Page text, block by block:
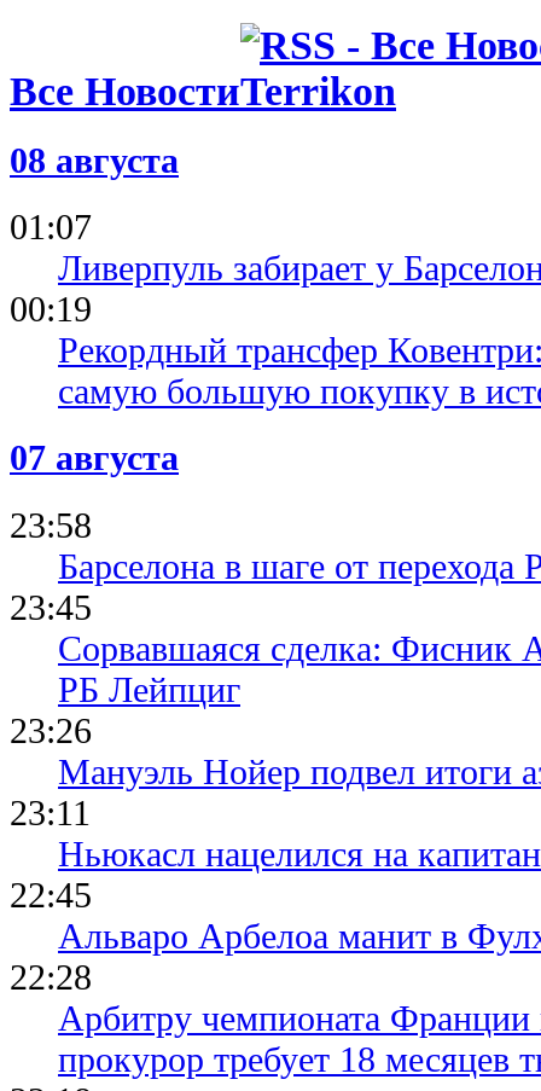
Англии
участии
на ЧМ
Все Новости
08 августа
01:07
Ливерпуль забирает у
00:19
Рекордный трансфер
самую большую покупку в
07 августа
23:58
Барселона в шаге от перехода
23:45
Сорвавшаяся сделка: Фисник
РБ Лейпциг
23:26
Мануэль Нойер подвел итоги
23:11
Ньюкасл нацелился на
22:45
Альваро Арбелоа манит в
22:28
Арбитру чемпионата Франции
прокурор требует 18 месяцев